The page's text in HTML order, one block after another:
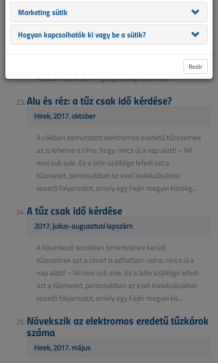
Hírek, 2017. december
Földalatti kábelben keletkezett elektromos robbanás
a székesfehérvári polgármesteri hivatalnál december
Katasztrófavédelmi Igazgatóság szóvivője....
Alu és réz: a tűz csak idő kérdése?
Hírek, 2017. október
A cikkben bemutatott elektromos eredetű tűzesetnek
az is lehetne a címe, hogy: nincs új a nap alatt! – Nil
novi sub sole. Ez a latin szállóige lefedi azt a
tűzesetet, pontosabban az eset kialakulásához
vezető folyamatot, amely egy Fejér megyei község...
A tűz csak idő kérdése
2017. július-augusztusi lapszám
A következő sorokban ismertetésre kerülő
tűzesetnek azt a címet is adhattam volna: nincs új a
nap alatt! – Nil novi sub sole. Ez a latin szállóige lefedi
azt a tűzesetet, pontosabban az eset kialakulásához
vezető folyamatot, amely egy Fejér megyei kö...
Növekszik az elektromos eredetű tűzkárok
száma
Hírek, 2017. május
Marketing sütik
Hogyan kapcsolhatók ki vagy be a sütik?
Bezár